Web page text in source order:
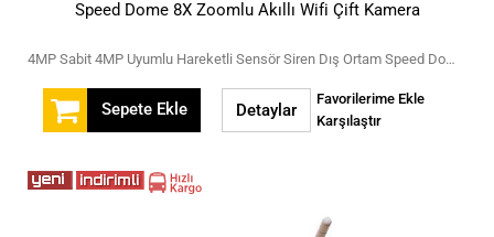
Speed Dome 8X Zoomlu Akıllı Wifi Çift Kamera
4MP Sabit 4MP Uyumlu Hareketli Sensör Siren Dış Ortam Speed Dome 8X Zoomlu Akıllı Wifi Çift Kamera
Sepete Ekle Detaylar
Favorilerime Ekle
Karşılaştır